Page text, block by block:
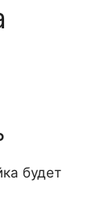
будет